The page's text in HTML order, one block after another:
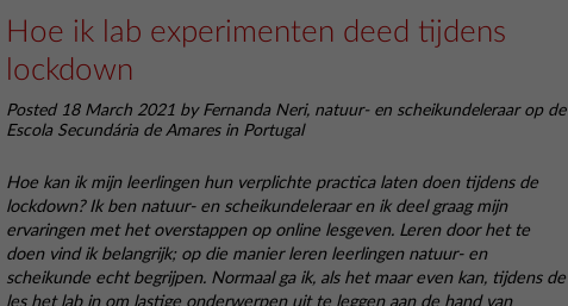
Hoe ik lab experimenten deed tijdens
lockdown
Posted 18 March 2021 by Fernanda Neri, natuur- en scheikundeleraar op de
Escola Secundária de Amares in Portugal
Hoe kan ik mijn leerlingen hun verplichte practica laten doen tijdens de
lockdown? Ik ben natuur- en scheikundeleraar en ik deel graag mijn
ervaringen met het overstappen op online lesgeven. Leren door het te
doen vind ik belangrijk; op die manier leren leerlingen natuur- en
scheikunde echt begrijpen. Normaal ga ik, als het maar even kan, tijdens de
les het lab in om lastige onderwerpen uit te leggen aan de hand van